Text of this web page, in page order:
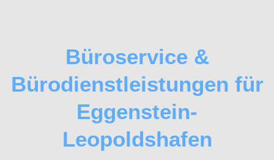
Büroservice &
Bürodienstleistungen für
Eggenstein-
Leopoldshafen